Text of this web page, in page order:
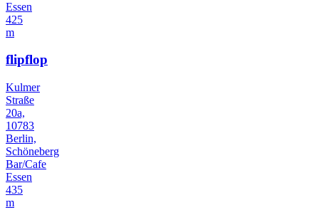
Essen
425
m
flipflop
Kulmer
Straße
20a,
10783
Berlin,
Schöneberg
Bar/Cafe
Essen
435
m